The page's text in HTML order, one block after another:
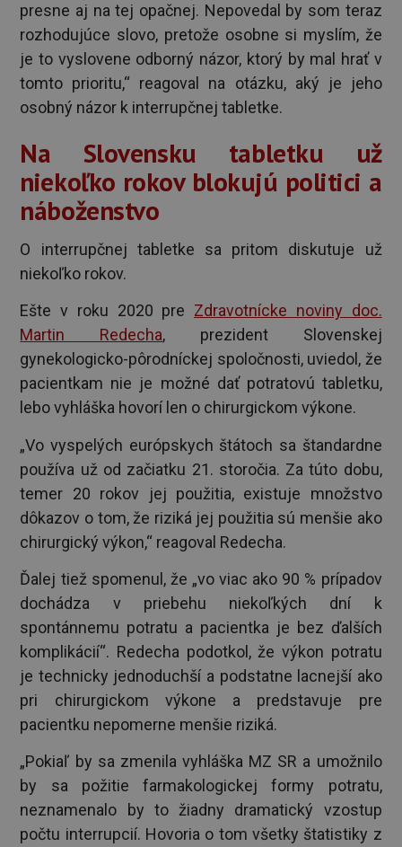
presne aj na tej opačnej. Nepovedal by som teraz
rozhodujúce slovo, pretože osobne si myslím, že
je to vyslovene odborný názor, ktorý by mal hrať v
tomto prioritu,“ reagoval na otázku, aký je jeho
osobný názor k interrupčnej tabletke.
Na Slovensku tabletku už
niekoľko rokov blokujú politici a
náboženstvo
O interrupčnej tabletke sa pritom diskutuje už
niekoľko rokov.
Ešte v roku 2020 pre Zdravotnícke noviny doc.
Martin Redecha, prezident Slovenskej
gynekologicko-pôrodníckej spoločnosti, uviedol, že
pacientkam nie je možné dať potratovú tabletku,
lebo vyhláška hovorí len o chirurgickom výkone.
„Vo vyspelých európskych štátoch sa štandardne
používa už od začiatku 21. storočia. Za túto dobu,
temer 20 rokov jej použitia, existuje množstvo
dôkazov o tom, že riziká jej použitia sú menšie ako
chirurgický výkon,“ reagoval Redecha.
Ďalej tiež spomenul, že „vo viac ako 90 % prípadov
dochádza v priebehu niekoľkých dní k
spontánnemu potratu a pacientka je bez ďalších
komplikácií“. Redecha podotkol, že výkon potratu
je technicky jednoduchší a podstatne lacnejší ako
pri chirurgickom výkone a predstavuje pre
pacientku nepomerne menšie riziká.
„Pokiaľ by sa zmenila vyhláška MZ SR a umožnilo
by sa požitie farmakologickej formy potratu,
neznamenalo by to žiadny dramatický vzostup
počtu interrupcií. Hovoria o tom všetky štatistiky z